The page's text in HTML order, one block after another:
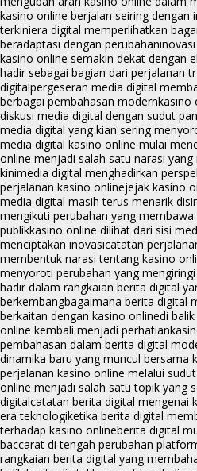
kasino online berjalan seiring dengan
terkiniera digital memperlihatkan
beradaptasi dengan perubahan
kasino online semakin dekat dengan
hadir sebagai bagian dari perjalanan
digitalpergeseran media digital
berbagai pembahasan modernkasino
diskusi media digital dengan sudut
media digital yang kian sering
media digital kasino online mulai
online menjadi salah satu narasi
kinimedia digital menghadirkan
perjalanan kasino onlinejejak kasino
media digital masih terus menarik
mengikuti perubahan yang
publikkasino online dilihat dari sisi
menciptakan inovasicatatan
membentuk narasi tentang kasino
menyoroti perubahan yang
hadir dalam rangkaian berita digital
berkembangbagaimana berita digital
berkaitan dengan kasino onlinedi
online kembali menjadi perhatian
pembahasan dalam berita digital
dinamika baru yang muncul bersama
perjalanan kasino online melalui
online menjadi salah satu topik yang
digitalcatatan berita digital mengenai
era teknologiketika berita digital
terhadap kasino onlineberita digital
baccarat di tengah perubahan
rangkaian berita digital yang